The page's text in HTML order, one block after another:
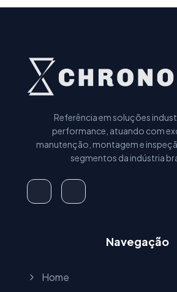
Referência em soluções
performance, atuando com
manutenção, montagem e
segmentos da indústria
Navegação
Home